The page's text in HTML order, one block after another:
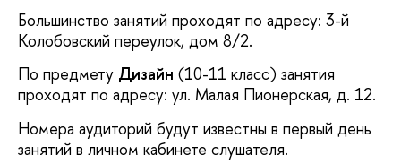
Большинство занятий проходят по адресу: 3-й
Колобовский переулок, дом 8/2.
По предмету Дизайн (10-11 класс) занятия
проходят по адресу: ул. Малая Пионерская, д. 12.
Номера аудиторий будут известны в первый день
занятий в личном кабинете слушателя.